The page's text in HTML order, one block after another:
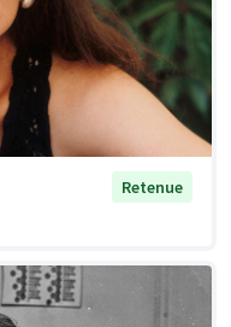
Retenue